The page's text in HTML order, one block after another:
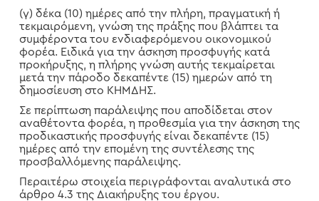
(γ) δέκα (10) ημέρες από την πλήρη, πραγματική ή
τεκμαιρόμενη, γνώση της πράξης που βλάπτει τα
συμφέροντα του ενδιαφερόμενου οικονομικού
φορέα. Ειδικά για την άσκηση προσφυγής κατά
προκήρυξης, η πλήρης γνώση αυτής τεκμαίρεται
μετά την πάροδο δεκαπέντε (15) ημερών από τη
δημοσίευση στο ΚΗΜΔΗΣ.
Σε περίπτωση παράλειψης που αποδίδεται στον
αναθέτοντα φορέα, η προθεσμία για την άσκηση της
προδικαστικής προσφυγής είναι δεκαπέντε (15)
ημέρες από την επομένη της συντέλεσης της
προσβαλλόμενης παράλειψης.
Περαιτέρω στοιχεία περιγράφονται αναλυτικά στο
άρθρο 4.3 της Διακήρυξης του έργου.